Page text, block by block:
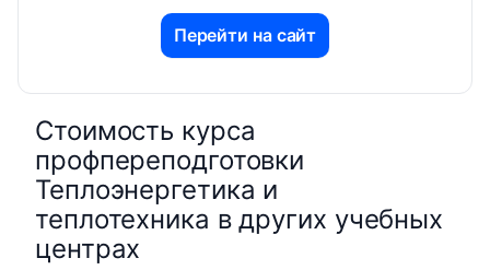
Перейти на сайт
Стоимость курса
профпереподготовки
Теплоэнергетика и
теплотехника в других учебных
центрах